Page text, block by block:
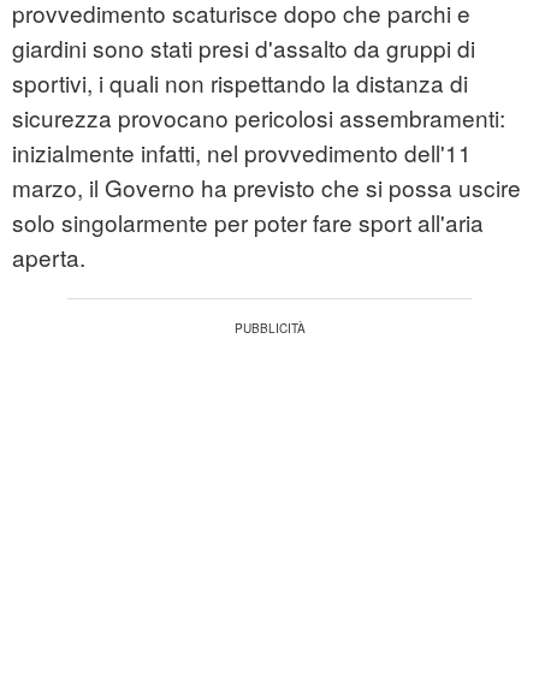
provvedimento scaturisce dopo che parchi e
giardini sono stati presi d'assalto da gruppi di
sportivi, i quali non rispettando la distanza di
sicurezza provocano pericolosi assembramenti:
inizialmente infatti, nel provvedimento dell'11
marzo, il Governo ha previsto che si possa uscire
solo singolarmente per poter fare sport all'aria
aperta.